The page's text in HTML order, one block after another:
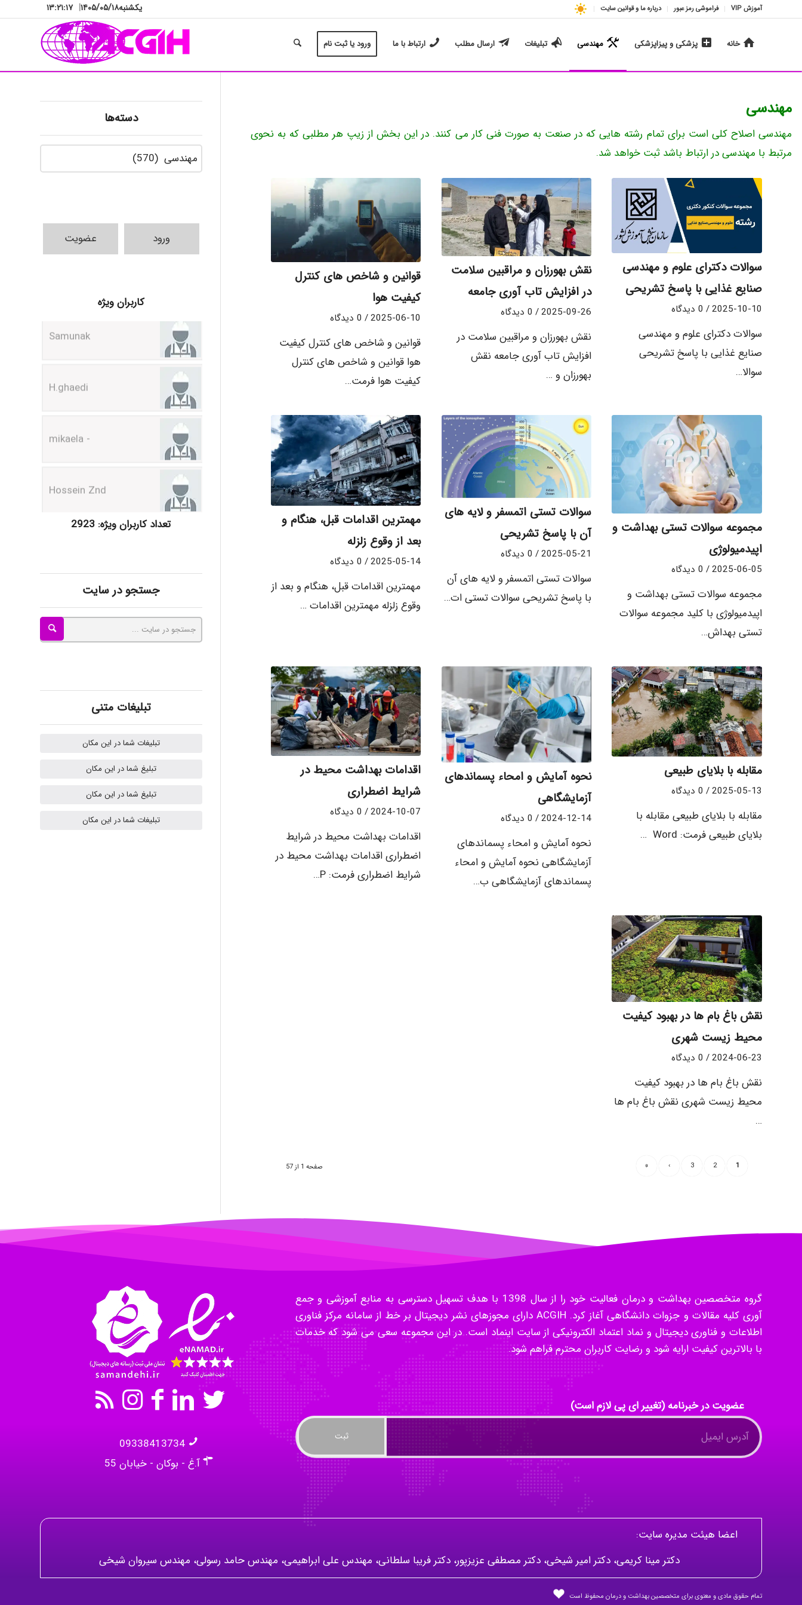
آموزش VIP فراموشی رمز عبور درباره ما و قوانین سایت یکشنبه۱۴۰۵/۰۵/۱۸| ۱۳:۲۱:۱۸
خانه پزشکی و پیزاپزشکی مهندسی تبلیغات ارسال مطلب ارتباط با ما ورود یا ثبت نام
مهندسی
مهندسی اصلاح کلی است برای تمام رشته هایی که در صنعت به صورت فنی کار می کنند. در این بخش از زیپ هر مطلبی که به نحوی
مرتبط با مهندسی در ارتباط باشد ثبت خواهد شد.
سوالات دکترای علوم و مهندسی
صنایع غذایی با پاسخ تشریحی
2025-10-10
/ 0 دیدگاه
سوالات دکترای علوم و مهندسی
صنایع غذایی با پاسخ تشریحی
سوالا…
نقش بهورزان و مراقبین سلامت
در افزایش تاب آوری جامعه
2025-09-26
/ 0 دیدگاه
نقش بهورزان و مراقبین سلامت در
افزایش تاب آوری جامعه نقش
بهورزان و …
قوانین و شاخص های کنترل
کیفیت هوا
2025-06-10
/ 0 دیدگاه
قوانین و شاخص های کنترل کیفیت
هوا قوانین و شاخص های کنترل
کیفیت هوا فرمت…
مجموعه سوالات تستی بهداشت و
اپیدمیولوژی
2025-06-05
/ 0 دیدگاه
مجموعه سوالات تستی بهداشت و
اپیدمیولوژی با کلید مجموعه سوالات
تستی بهداش…
سوالات تستی اتمسفر و لایه های
آن با پاسخ تشریحی
2025-05-21
/ 0 دیدگاه
سوالات تستی اتمسفر و لایه های آن
با پاسخ تشریحی سوالات تستی ات…
مهمترین اقدامات قبل، هنگام و
بعد از وقوع زلزله
2025-05-14
/ 0 دیدگاه
مهمترین اقدامات قبل، هنگام و بعد از
وقوع زلزله مهمترین اقدامات …
مقابله با بلایای طبیعی
2025-05-13
/ 0 دیدگاه
مقابله با بلایای طبیعی مقابله با
بلایای طبیعی فرمت: Word …
نحوه آمایش و امحاء پسماندهای
آزمایشگاهی
2024-12-14
/ 0 دیدگاه
نحوه آمایش و امحاء پسماندهای
آزمایشگاهی نحوه آمایش و امحاء
پسماندهای آزمایشگاهی ب…
اقدامات بهداشت محیط در
شرایط اضطراری
2024-10-07
/ 0 دیدگاه
اقدامات بهداشت محیط در شرایط
اضطراری اقدامات بهداشت محیط در
شرایط اضطراری فرمت: P…
نقش باغ بام ها در بهبود کیفیت
محیط زیست شهری
2024-06-23
/ 0 دیدگاه
نقش باغ بام ها در بهبود کیفیت
محیط زیست شهری نقش باغ بام ها
…
صفحه 1 از 57 1
2
3
›
»
دسته‌ها
دسته‌ها
ورود عضویت
کاربران ویژه
Radman Amini
akhtar shahsavandi
Samunak
Tavan
akhtar shahsavandi
تعداد کاربران ویژه: 2923
جستجو در سایت
تبلیغات متنی
تبلیغات شما در این مکان
تبلیغ شما در این مکان
تبلیغ شما در این مکان
تبلیغات شما در این مکان
گروه متخصصین بهداشت و درمان فعالیت خود را از سال 1398 با هدف تسهیل دسترسی به منابع آموزشی و جمع
آوری کلیه مقالات و جزوات دانشگاهی آغاز کرد. ACGIH دارای مجوزهای نشر دیجیتال بر خط از سامانه مرکز فناوری
اطلاعات و فناوری دیجیتال و نماد اعتماد الکترونیکی از سایت اینماد است. در این مجموعه سعی می شود که خدمات
با بالاترین کیفیت ارایه شود و رضایت کاربران محترم فراهم شود.
عضویت در خبرنامه (تغییر ای پی لازم است)
09338413734
آ.غ - بوکان - خیابان 55
اعضا هیئت مدیره سایت:
دکتر مینا کریمی، دکتر امیر شیخی، دکتر مصطفی عزیزپور، دکتر فریبا سلطانی، مهندس علی ابراهیمی، مهندس حامد رسولی، مهندس سیروان شیخی
تمام حقوق مادی و معنوی برای متخصصین بهداشت و درمان محفوظ است